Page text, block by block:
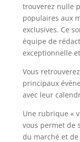
trouverez nulle
populaires aux
exclusives. Ce
équipe de
exceptionnelle
Vous
principaux
avec leur
Une rubrique «
vous permet de
du marché et